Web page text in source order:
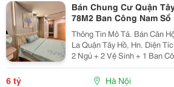
Bán Chung Cư Quận
78M2 Ban Công Nam Sổ
Thông Tin Mô Tả. Bán Căn Hộ Chung Cư Đường Xuân
La Quận Tây Hồ, Hn. Diện
2 Ngủ + 2 Vệ Sinh + 1 Ban Công. Tầng Trung.
Ban Công Nam. Sổ Đỏ Sẵn
Liên Hệ: 0978 837 119 Em
6 tỷ Hà Nội